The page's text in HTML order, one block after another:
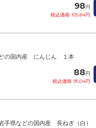
98円
税込価格 105.84円
の国内産 にんじん １本
88円
税込価格 95.04円
手県などの国内産 長ねぎ（白